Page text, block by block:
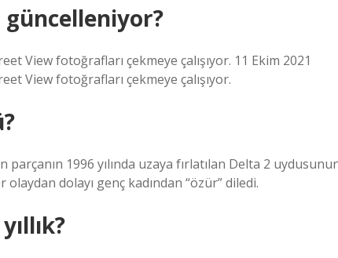
güncelleniyor?
View fotoğrafları çekmeye çalışıyor. 11 Ekim 2021
View fotoğrafları çekmeye çalışıyor.
1996 yılında uzaya fırlatılan Delta 2
dolayı genç kadından “özür” diledi.